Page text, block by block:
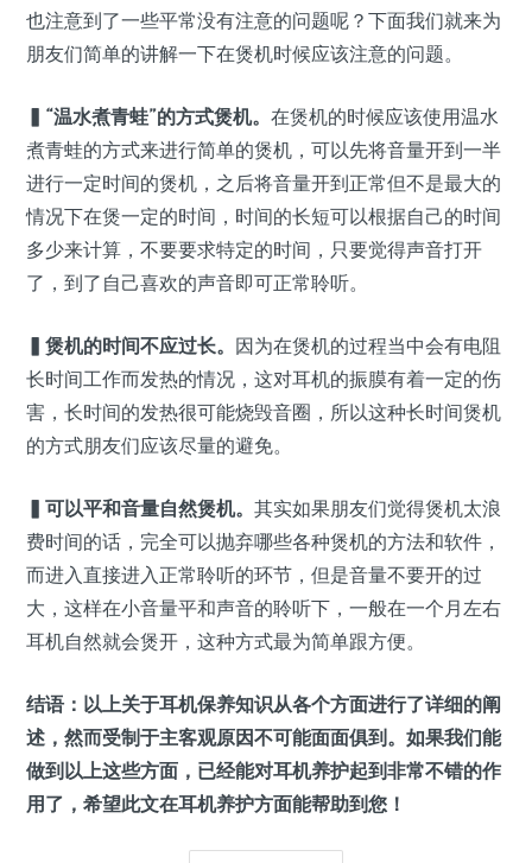
也注意到了一些平常没有注意的问题呢？下面我们就来为
朋友们简单的讲解一下在煲机时候应该注意的问题。
▍ “温水煮青蛙”的方式煲机。 在煲机的时候应该使用温水
煮青蛙的方式来进行简单的煲机，可以先将音量开到一半
进行一定时间的煲机，之后将音量开到正常但不是最大的
情况下在煲一定的时间，时间的长短可以根据自己的时间
多少来计算，不要要求特定的时间，只要觉得声音打开
了，到了自己喜欢的声音即可正常聆听。
▍ 煲机的时间不应过长。 因为在煲机的过程当中会有电阻
长时间工作而发热的情况，这对耳机的振膜有着一定的伤
害，长时间的发热很可能烧毁音圈，所以这种长时间煲机
的方式朋友们应该尽量的避免。
▍ 可以平和音量自然煲机。 其实如果朋友们觉得煲机太浪
费时间的话，完全可以抛弃哪些各种煲机的方法和软件，
而进入直接进入正常聆听的环节，但是音量不要开的过
大，这样在小音量平和声音的聆听下，一般在一个月左右
耳机自然就会煲开，这种方式最为简单跟方便。
结语： 以上关于耳机保养知识从各个方面进行了详细的阐
述，然而受制于主客观原因不可能面面俱到。如果我们能
做到以上这些方面，已经能对耳机养护起到非常不错的作
用了，希望此文在耳机养护方面能帮助到您！